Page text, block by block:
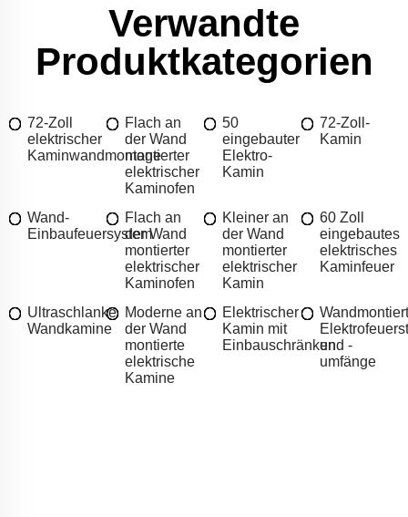
Verwandte
Produktkategorien
72-Zoll
elektrischer
Kaminwandmontage
Flach an
der Wand
montierter
elektrischer
Kaminofen
50
eingebauter
Elektro-
Kamin
72-Zoll-
Kamin
Wand-
Einbaufeuersystem
Flach an
der Wand
montierter
elektrischer
Kaminofen
Kleiner an
der Wand
montierter
elektrischer
Kamin
60 Zoll
eingebautes
elektrisches
Kaminfeuer
Ultraschlanke
Wandkamine
Moderne an
der Wand
montierte
elektrische
Kamine
Elektrischer
Kamin mit
Einbauschränkenund -
umfänge